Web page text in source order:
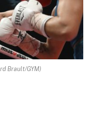
Brault/GYM)